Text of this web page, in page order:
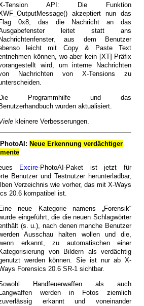
Tension API: Die Funktion
akzeptiert nun das
Flag 0x8, das die Nachricht an das
leitet statt ans
Nachrichtenfenster, aus dem Benutzer
leicht mit Copy & Paste Text
können, wo aber kein [XT]-Präfix
wird, um interne Nachrichten
Nachrichten von X-Tensions zu
Die Programmhilfe und das
Benutzerhandbuch wurden aktualisiert.
kleinere Verbesserungen.
Neue Erkennung verdächtiger
Excire-PhotoAI-Paket ist jetzt für
Benutzer und Testnutzer herunterladbar,
Verzeichnis wie vorher, das mit X-Ways
20.6 kompatibel ist.
Eine neue Kategorie namens „Forensik“
eingeführt, die die neuen Schlagwörter
(s. u.), nach denen manche Benutzer
Ausschau halten wollen und die,
erkannt, zu automatischen einer
Kategorisierung von Bildern als verdächtig
werden können. Sie ist nur ab X-
Forensics 20.6 SR-1 sichtbar.
Handfeuerwaffen als auch
Langwaffen werden in Fotos ziemlich
erkannt und voneinander